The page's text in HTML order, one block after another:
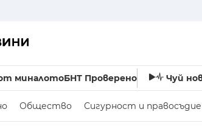
миналотоБНТ Проверено Чуй
Общество Сигурност и правосъдие